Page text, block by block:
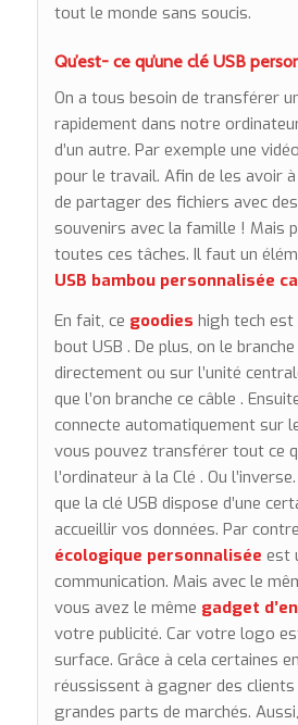
tout le monde sans soucis.
Qu’est- ce qu’une clé USB
On a tous besoin de transférer
rapidement dans notre
d’un autre. Par exemple une
pour le travail. Afin de les avoir
de partager des fichiers avec
souvenirs avec la famille ! Mais
toutes ces tâches. Il faut un
USB bamboupersonnalisée
En fait, ce goodies high tech est
bout USB . De plus, on le
directement ou sur l’unité
que l’on branche ce câble .
connecte automatiquement sur
vous pouvez transférer tout ce
l’ordinateur à la Clé . Ou
que la clé USB dispose d’une
accueillir vos données. Par
écologique personnalisée est
communication. Mais avec le
vous avez le même gadget
votre publicité. Car votre logo
surface. Grâce à cela certaines
réussissent à gagner des clients
grandes parts de marchés.